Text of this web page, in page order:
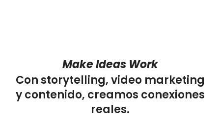
Make Ideas Work
Con storytelling, video marketing
y contenido, creamos conexiones
reales.